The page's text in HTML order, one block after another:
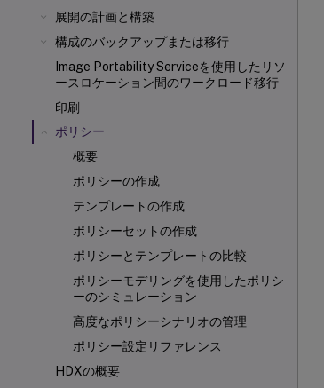
展開の計画と構築
構成のバックアップまたは移行
Image Portability Serviceを使用したリソ
ースロケーション間のワークロード移行
印刷
ポリシー
概要
ポリシーの作成
テンプレートの作成
ポリシーセットの作成
ポリシーとテンプレートの比較
ポリシーモデリングを使用したポリシ
ーのシミュレーション
高度なポリシーシナリオの管理
ポリシー設定リファレンス
HDXの概要